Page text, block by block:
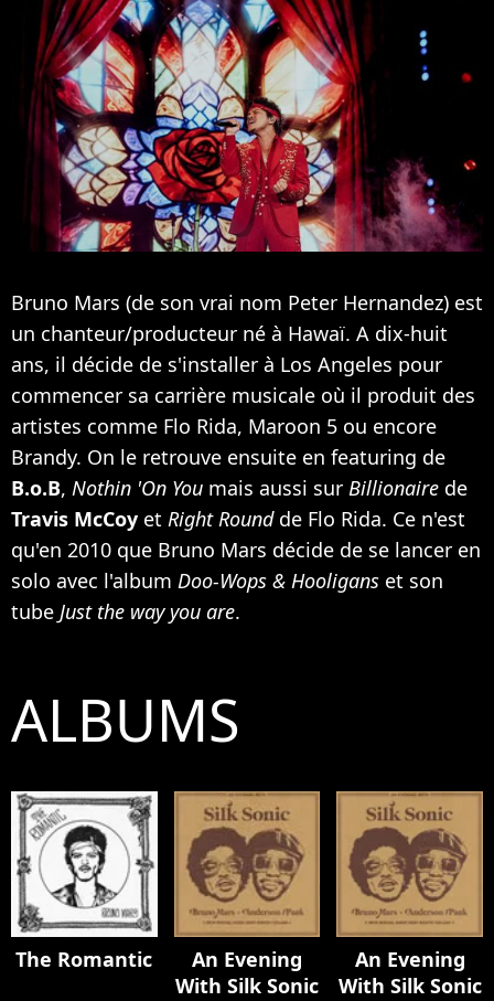
Bruno Mars (de son vrai nom Peter Hernandez) est
un chanteur/producteur né à Hawaï. A dix-huit
ans, il décide de s'installer à Los Angeles pour
commencer sa carrière musicale où il produit des
artistes comme Flo Rida, Maroon 5 ou encore
Brandy. On le retrouve ensuite en featuring de
B.o.B, Nothin 'On You mais aussi sur Billionaire de
Travis McCoy et Right Round de Flo Rida. Ce n'est
qu'en 2010 que Bruno Mars décide de se lancer en
solo avec l'album Doo-Wops & Hooligans et son
tube Just the way you are.
ALBUMS
The Romantic
An Evening
With Silk Sonic
An Evening
With Silk Sonic